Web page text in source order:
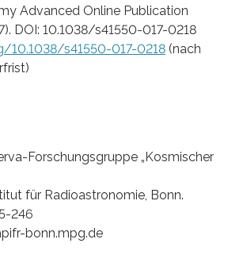
Advanced Online Publication
DOI: 10.1038/s41550-017-0218
10.1038/s41550-017-0218 (nach
Forschungsgruppe „Kosmischer
für Radioastronomie, Bonn.
246
bonn.mpg.de